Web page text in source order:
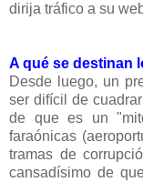
dirija tráfico a su
A qué se destinan
Desde luego, un
ser difícil de
de que es un
faraónicas
tramas de
cansadísimo de